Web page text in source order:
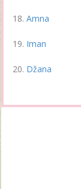
Amna
Iman
Džana